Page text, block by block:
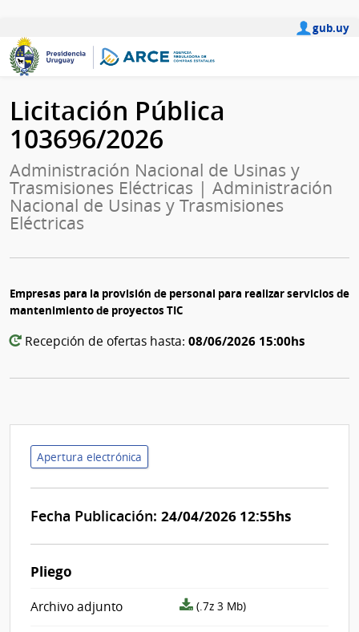
gub.uy
Licitación Pública
103696/2026
Administración Nacional de Usinas y
Trasmisiones Eléctricas | Administración
Nacional de Usinas y Trasmisiones
Eléctricas
Empresas para la provisión de personal para realizar servicios de
mantenimiento de proyectos TIC
Recepción de ofertas hasta: 08/06/2026 15:00hs
Apertura electrónica
Fecha Publicación: 24/04/2026 12:55hs
Pliego
Archivo adjunto
archivo
(.7z 3 Mb)